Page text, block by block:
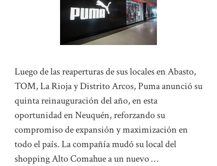
Luego de las reaperturas de sus locales en Abasto,
TOM, La Rioja y Distrito Arcos, Puma anunció su
quinta reinauguración del año, en esta
oportunidad en Neuquén, reforzando su
compromiso de expansión y maximización en
todo el país. La compañía mudó su local del
shopping Alto Comahue a un nuevo …